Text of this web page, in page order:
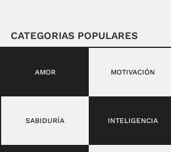
CATEGORIAS POPULARES
AMOR MOTIVACIÓN
SABIDURÍA INTELIGENCIA